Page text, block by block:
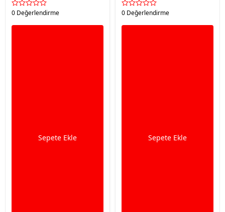
0 Değerlendirme
Sepete Ekle
0 Değerlendirme
Sepete Ekle